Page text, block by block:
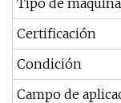
Tipo de
Certificación
Condición
Campo de